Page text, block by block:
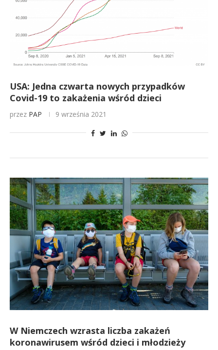
USA: Jedna czwarta nowych przypadków
Covid-19 to zakażenia wśród dzieci
przez PAP 9 września 2021
W Niemczech wzrasta liczba zakażeń
koronawirusem wśród dzieci i młodzieży